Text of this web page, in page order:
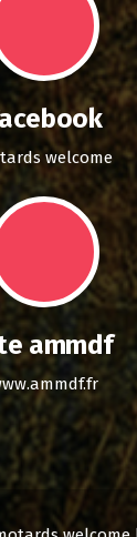
welcome
ammdf